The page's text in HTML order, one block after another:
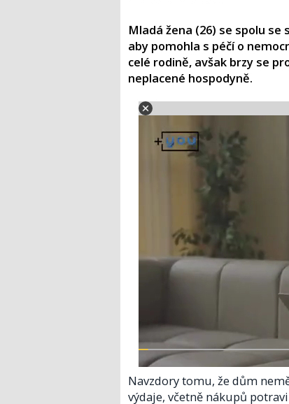
Mladá žena (26) se spolu
aby pomohla s péčí o
celé rodině, avšak brzy se
neplacené hospodyně.​
Navzdory tomu, že dům
výdaje, včetně nákupů